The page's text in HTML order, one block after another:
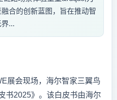
合的创新蓝图，旨在推动智
...
展会现场，海尔智家三翼鸟
书2025》。该白皮书由海尔